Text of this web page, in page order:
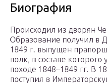
Биография
Происходил из дворян
Образование получил в
1849 г. выпущен
полк, в составе которого
походе 1848–1849 гг. В
поступил в